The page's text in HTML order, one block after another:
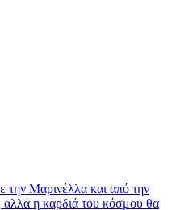
την Μαρινέλλα και από την
αλλά η καρδιά του κόσμου θα